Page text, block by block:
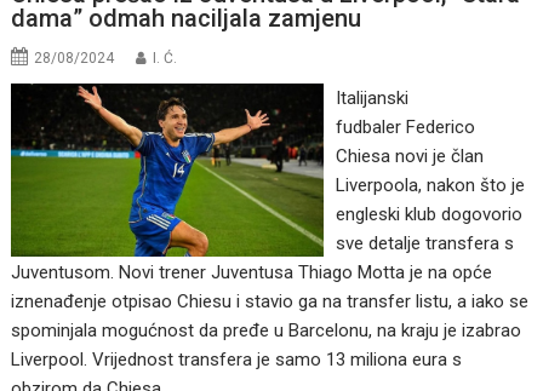
dama” odmah naciljala zamjenu
28/08/2024 I. Ć.
Italijanski
fudbaler Federico
Chiesa novi je član
Liverpoola, nakon što je
engleski klub dogovorio
sve detalje transfera s
Juventusom. Novi trener Juventusa Thiago Motta je na opće
iznenađenje otpisao Chiesu i stavio ga na transfer listu, a iako se
spominjala mogućnost da pređe u Barcelonu, na kraju je izabrao
Liverpool. Vrijednost transfera je samo 13 miliona eura s